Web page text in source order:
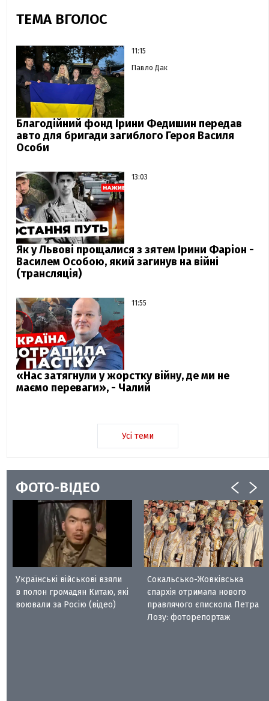
ТЕМА ВГОЛОС
11:15
Павло Дак
Благодійний фонд Ірини Федишин передав
авто для бригади загиблого Героя Василя
Особи
13:03
Як у Львові прощалися з зятем Ірини Фаріон -
Василем Особою, який загинув на війні
(трансляція)
11:55
«Нас затягнули у жорстку війну, де ми не
маємо переваги», - Чалий
Усі теми
ФОТО-ВІДЕО
Українські військові взяли
в полон громадян Китаю, які
воювали за Росію (відео)
Сокальсько-Жовківська
єпархія отримала нового
правлячого єпископа Петра
Лозу: фоторепортаж